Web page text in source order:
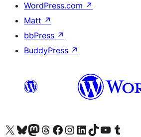
WordPress.com ↗
Matt ↗
bbPress ↗
BuddyPress ↗
X (eski Twitter) hesabımıza bakın
Bluesky hesabımızı ziyaret edinMastodon hesabımızı ziyaret edinThreads hesabımızı ziyaret edinFacebook sayfamızı ziyaret edinInstagram hesabımızı ziyaret edinLinkedIn hesabımızı ziyaret edinTikTok hesabımızı ziyaret edinYouTube kanalımızı ziyaret edinTumblr hesabımızı ziyaret edin